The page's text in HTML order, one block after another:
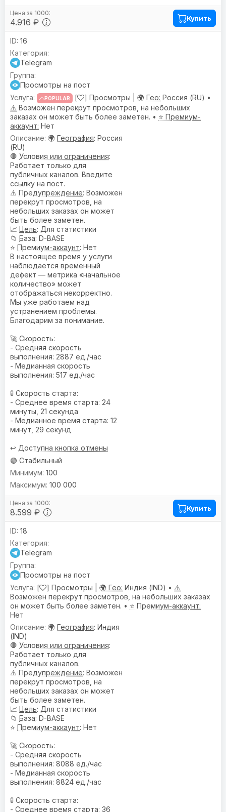
4.916 ₽ Купить
16
Telegram
Просмотры на пост
POPULAR [ ] Просмотры | 🌍 Гео: Россия (RU) •
⚠️ Возможен перекрут просмотров, на небольших
заказах он может быть более заметен. • ⭐ Премиум-
аккаунт: Нет
🌍 География: Россия
(RU)
🛑 Условия или ограничения:
Работает только для
публичных каналов. Введите
ссылку на пост.
⚠️ Предупреждениe: Возможен
перекрут просмотров, на
небольших заказах он может
быть более заметен.
📈 Цель: Для статистики
📁 База: D-BASE
⭐ Премиум-аккаунт: Нет
В настоящее время у услуги
наблюдается временный
дефект — метрика «начальное
количество» может
отображаться некорректно.
Мы уже работаем над
устранением проблемы.
Благодарим за понимание.
🚀 Скорость:
- Средняя скорость
выполнения: 2887 ед./час
- Медианная скорость
выполнения: 517 ед./час
🚦 Скорость старта:
- Среднее время старта: 24
минуты, 21 секунда
- Медианное время старта: 12
минут, 29 секунд
↩️ Доступна кнопка отмены
🟢 Стабильный
8.599 ₽
100
100 000
Купить
18
Telegram
Просмотры на пост
[
] Просмотры | 🌍 Гео: Индия (IND) • ⚠️
Возможен перекрут просмотров, на небольших заказах
он может быть более заметен. • ⭐ Премиум-аккаунт:
Нет
🌍 География: Индия
(IND)
🛑 Условия или ограничения:
Работает только для
публичных каналов.
⚠️ Предупреждениe: Возможен
перекрут просмотров, на
небольших заказах он может
быть более заметен.
📈 Цель: Для статистики
📁 База: D-BASE
⭐ Премиум-аккаунт: Нет
🚀 Скорость:
- Средняя скорость
выполнения: 8088 ед./час
- Медианная скорость
выполнения: 8824 ед./час
🚦 Скорость старта:
- Среднее время старта: 36